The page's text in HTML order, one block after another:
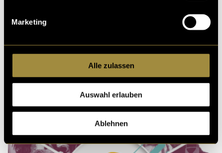
Marketing
Alle zulassen
Auswahl erlauben
Ablehnen